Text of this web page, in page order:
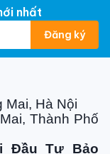
S-42PU1H5B
từ chính giữa
lớn hơn tỏa
của điều
từ dàn lạnh.
khử mùi hiệu
nhất
Đăng ký
Mai, Hà Nội
Thành Phố
Đầu Tư Bảo